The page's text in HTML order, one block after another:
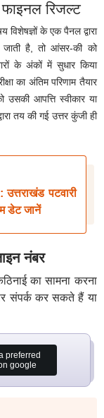
फाइनल रिजल्ट
विशेषज्ञों के एक पैनल द्वारा
जाती है, तो आंसर-की को
के अंकों में सुधार किया
का अंतिम परिणाम तैयार
उसकी आपत्ति स्वीकार या
तय की गई उत्तर कुंजी ही
पटवारी
डेट जानें
नंबर
का सामना करना
संपर्क कर सकते हैं या
preferred
google